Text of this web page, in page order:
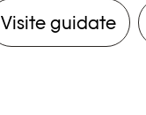
Visite guidate